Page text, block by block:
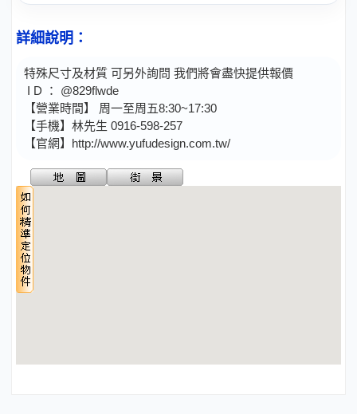
詳細說明：
特殊尺寸及材質 可另外詢問 我們將會盡快提供報價
I D ： @829flwde
【營業時間】 周一至周五8:30~17:30
【手機】林先生 0916-598-257
【官網】http://www.yufudesign.com.tw/